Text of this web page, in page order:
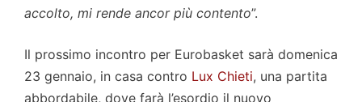
accolto, mi rende ancor più contento”.
Il prossimo incontro per Eurobasket sarà domenica
23 gennaio, in casa contro Lux Chieti, una partita
abbordabile, dove farà l’esordio il nuovo